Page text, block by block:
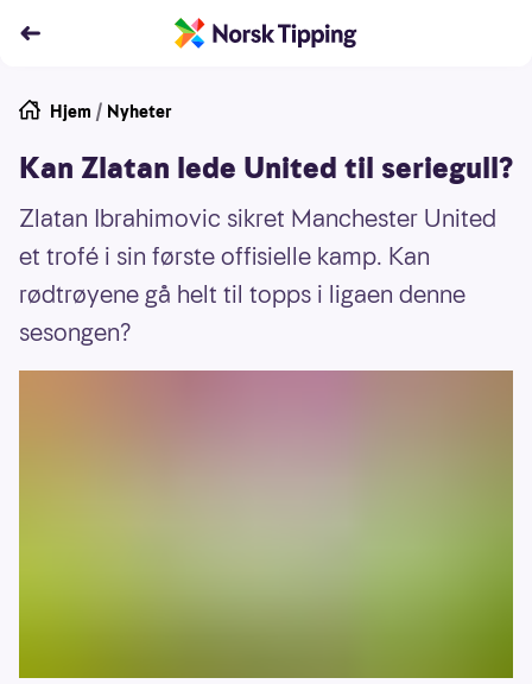
Hjem / Nyheter
Kan Zlatan lede United til seriegull?
Zlatan Ibrahimovic sikret Manchester United
et trofé i sin første offisielle kamp. Kan
rødtrøyene gå helt til topps i ligaen denne
sesongen?